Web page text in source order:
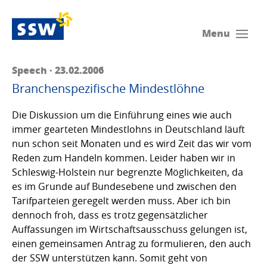
Menu
Speech · 23.02.2006
Branchenspezifische Mindestlöhne
Die Diskussion um die Einführung eines wie auch
immer gearteten Mindestlohns in Deutschland läuft
nun schon seit Monaten und es wird Zeit das wir vom
Reden zum Handeln kommen. Leider haben wir in
Schleswig-Holstein nur begrenzte Möglichkeiten, da
es im Grunde auf Bundesebene und zwischen den
Tarifparteien geregelt werden muss. Aber ich bin
dennoch froh, dass es trotz gegensätzlicher
Auffassungen im Wirtschaftsausschuss gelungen ist,
einen gemeinsamen Antrag zu formulieren, den auch
der SSW unterstützen kann. Somit geht von